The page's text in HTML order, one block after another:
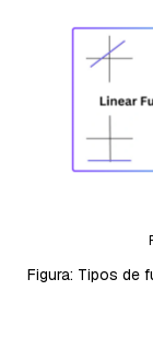
Figura: Tipos de